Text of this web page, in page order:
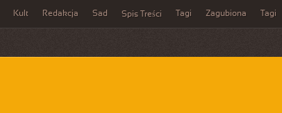
Kult Redakcja Sad Spis Treści Tagi Zagubiona Tagi